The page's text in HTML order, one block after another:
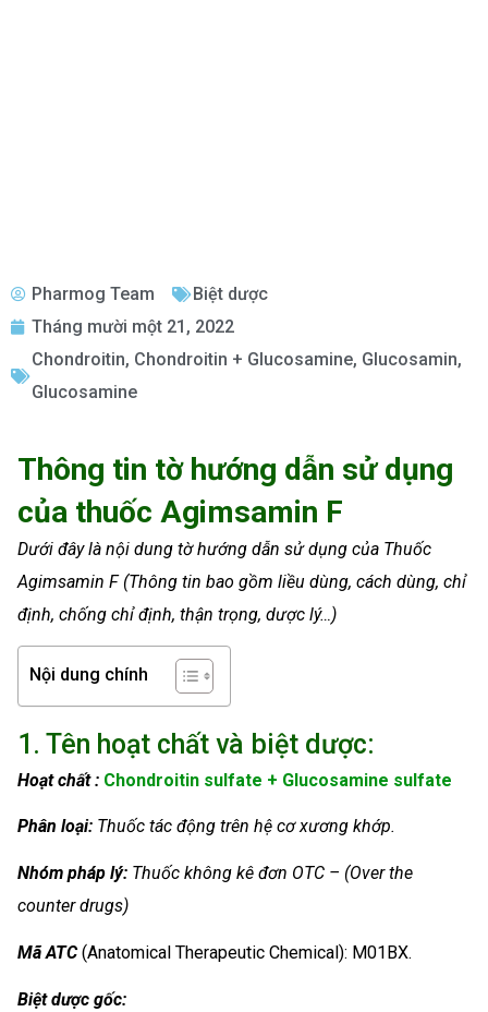
Pharmog Team
Biệt dược
Tháng mười một 21, 2022
Chondroitin, Chondroitin + Glucosamine, Glucosamin,
Glucosamine
Thông tin tờ hướng dẫn sử dụng
của thuốc Agimsamin F
Dưới đây là nội dung tờ hướng dẫn sử dụng của Thuốc
Agimsamin F (Thông tin bao gồm liều dùng, cách dùng, chỉ
định, chống chỉ định, thận trọng, dược lý…)
Nội dung chính
1. Tên hoạt chất và biệt dược:
Hoạt chất : Chondroitin sulfate + Glucosamine sulfate
Phân loại: Thuốc tác động trên hệ cơ xương khớp.
Nhóm pháp lý: Thuốc không kê đơn OTC – (Over the
counter drugs)
Mã ATC(Anatomical Therapeutic Chemical): M01BX.
Biệt dược gốc: